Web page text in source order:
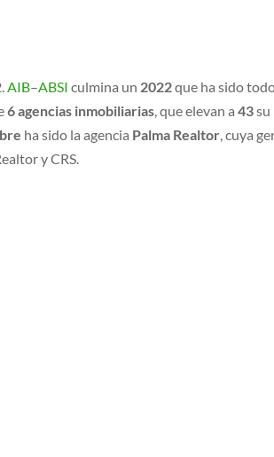
AIB–ABSI culmina un 2022que ha sido
6 agencias inmobiliarias, que elevan a43su
ha sido la agencia Palma Realtor, cuya
y CRS.